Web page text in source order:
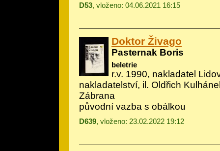
D53, vloženo: 04.06.2021 16:15
Doktor Živago
Pasternak Boris
beletrie
r.v. 1990, nakladatel
nakladatelství, il. Oldřich
Zábrana
původní vazba s obálkou
D639, vloženo: 23.02.2022 19:12